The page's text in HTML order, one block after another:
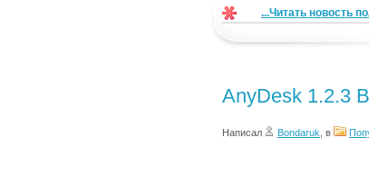
...Читать новость
AnyDesk 1.2.3
Написал Bondaruk , в